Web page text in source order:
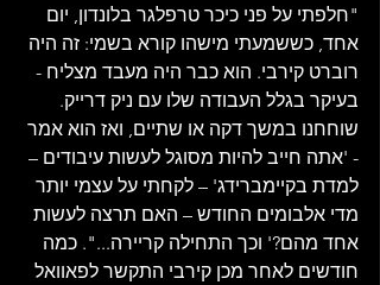
"חלפתי על פני כיכר טרפלגר בלונדון, יום
אחד, כששמעתי מישהו קורא בשמי: זה היה
רוברט קירבי. הוא כבר היה מעבד מצליח -
בעיקר בגלל העבודה שלו עם ניק דרייק.
שוחחנו במשך דקה או שתיים, ואז הוא אמר
- 'אתה חייב להיות מסוגל לעשות עיבודים –
למדת בקיימברידג' – לקחתי על עצמי יותר
מדי אלבומים החודש – האם תרצה לעשות
אחד מהם?' וכך התחילה קריירה...". כמה
חודשים לאחר מכן קירבי התקשר לפאוואל